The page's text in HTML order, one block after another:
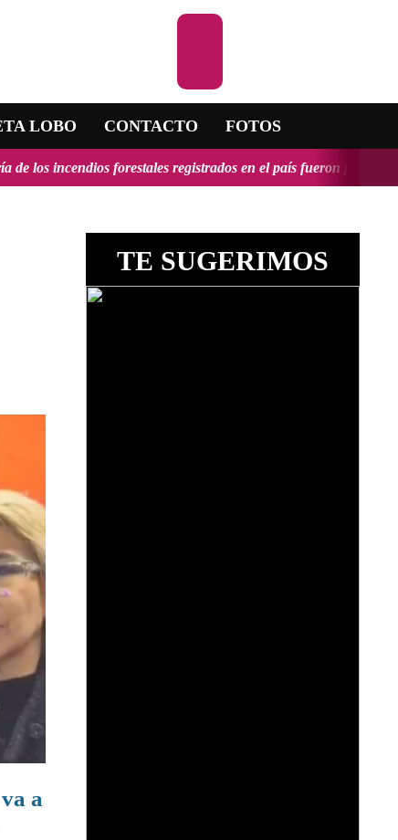
LOBO CONTACTO FOTOS
registrados en el país fueron provocados y tendrían, en
a
TE SUGERIMOS